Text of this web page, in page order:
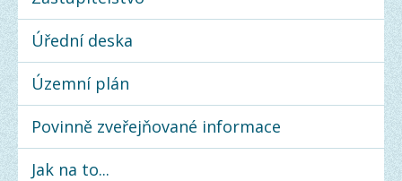
Úřední deska
Územní plán
Povinně zveřejňované informace
Jak na to...